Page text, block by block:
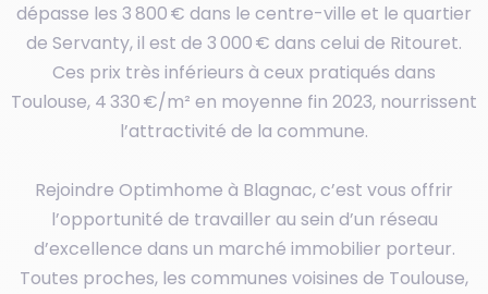
dépasse les 3 800 € dans le centre-ville et le quartier
de Servanty, il est de 3 000 € dans celui de Ritouret.
Ces prix très inférieurs à ceux pratiqués dans
Toulouse, 4 330 €/m² en moyenne fin 2023, nourrissent
l’attractivité de la commune.
Rejoindre Optimhome à Blagnac, c’est vous offrir
l’opportunité de travailler au sein d’un réseau
d’excellence dans un marché immobilier porteur.
Toutes proches, les communes voisines de Toulouse,